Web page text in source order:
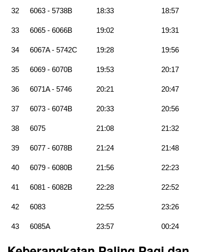
32 6063 - 5738B 18:33 18:57
33 6065 - 6066B 19:02 19:31
34 6067A - 5742C 19:28 19:56
35 6069 - 6070B 19:53 20:17
36 6071A - 5746 20:21 20:47
37 6073 - 6074B 20:33 20:56
38 6075 21:08 21:32
39 6077 - 6078B 21:24 21:48
40 6079 - 6080B 21:56 22:23
41 6081 - 6082B 22:28 22:52
42 6083 22:55 23:26
43 6085A 23:57 00:24